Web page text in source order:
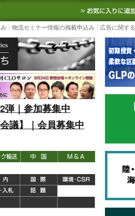
ースサイト
3PL, SCMなど国内外の最新の物
物流セミナー情報の掲載申込み 広告に関す
弾｜参加募集中
議】｜会員募集中